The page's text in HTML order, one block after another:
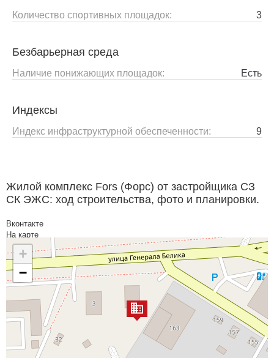
Количество спортивных площадок: 3
Безбарьерная среда
Наличие понижающих площадок: Есть
Индексы
Индекс инфраструктурной обеспеченности: 9
Жилой комплекс Fors (Форс) от застройщика СЗ
СК ЭЖС: ход строительства, фото и планировки.
Вконтакте
На карте
+
−